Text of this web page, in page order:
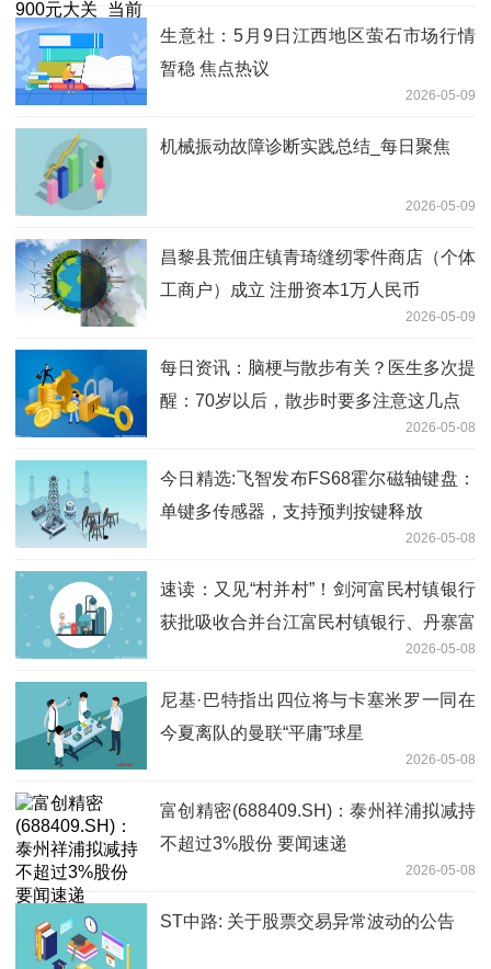
生意社：5月9日江西地区萤石市场行情
暂稳 焦点热议
2026-05-09
机械振动故障诊断实践总结_每日聚焦
2026-05-09
昌黎县荒佃庄镇青琦缝纫零件商店（个体
工商户）成立 注册资本1万人民币
2026-05-09
每日资讯：脑梗与散步有关？医生多次提
醒：70岁以后，散步时要多注意这几点
2026-05-08
今日精选:飞智发布FS68霍尔磁轴键盘：
单键多传感器，支持预判按键释放
2026-05-08
速读：又见“村并村”！剑河富民村镇银行
获批吸收合并台江富民村镇银行、丹寨富
2026-05-08
尼基·巴特指出四位将与卡塞米罗一同在
今夏离队的曼联“平庸”球星
2026-05-08
富创精密(688409.SH)：泰州祥浦拟减持
不超过3%股份 要闻速递
2026-05-08
ST中路: 关于股票交易异常波动的公告